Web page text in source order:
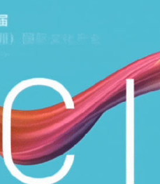
白宮宴會廳改造再遇阻 特
陝西柞水泥石流災害失聯人
港區婦聯代表聯誼會 x 騰
趙之境攜新作出席「今朝